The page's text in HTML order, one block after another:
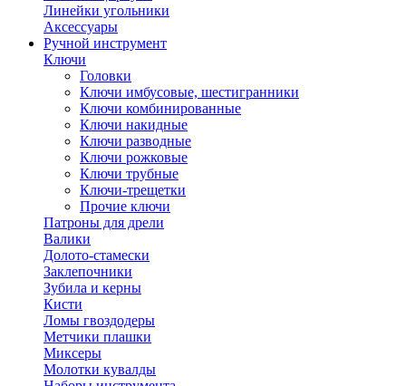
Линейки угольники
Аксессуары
Ручной инструмент
Ключи
Головки
Ключи имбусовые, шестигранники
Ключи комбинированные
Ключи накидные
Ключи разводные
Ключи рожковые
Ключи трубные
Ключи-трещетки
Прочие ключи
Патроны для дрели
Валики
Долото-стамески
Заклепочники
Зубила и керны
Кисти
Ломы гвоздодеры
Метчики плашки
Миксеры
Молотки кувалды